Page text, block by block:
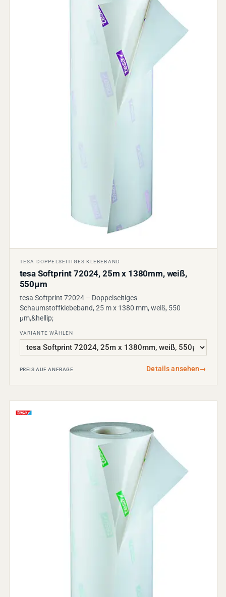
TESA DOPPELSEITIGES KLEBEBAND
tesa Softprint 72024, 25m x 1380mm, weiß,
550µm
tesa Softprint 72024 – Doppelseitiges
Schaumstoffklebeband, 25 m x 1380 mm, weiß, 550
µm,&hellip;
VARIANTE WÄHLEN
PREIS AUF ANFRAGE Details ansehen→